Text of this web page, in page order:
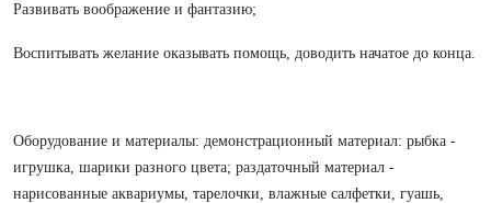
Развивать воображение и фантазию;
Воспитывать желание оказывать помощь, доводить начатое до конца.
Оборудование и материалы: демонстрационный материал: рыбка -
игрушка, шарики разного цвета; раздаточный материал -
нарисованные аквариумы, тарелочки, влажные салфетки, гуашь,